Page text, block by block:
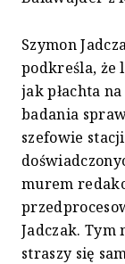
Szymon
podkreśla, że
jak płachta
badania
szefowie
murem
Jadczak. Tym
straszy się